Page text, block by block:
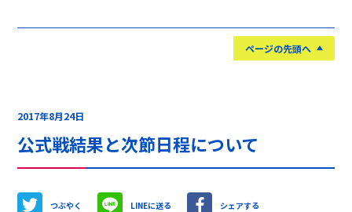
ページの先頭へ
2017年8月24日
公式戦結果と次節日程について
つぶやく LINEに送る シェアする